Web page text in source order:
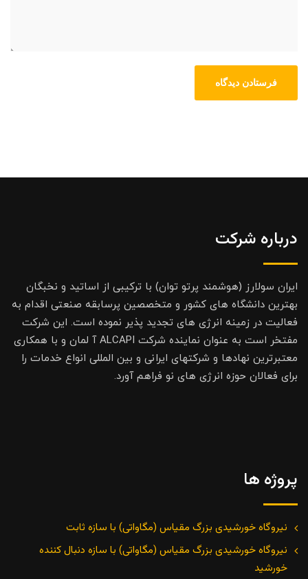
درباره شرکت
ایران سولارز (هوشمند پرتو توان) با ترکیبی از اساتید و نخبگان
بهترین دانشگاه های کشور و متخصصین پرسابقه صنعتی اقدام به
فعالیت در زمینه انرژی های تجدید پذیر نموده است. این شرکت
مفتخر است به عنوان نماینده شرکت ALCAPI آ لمان و با همکاری
معتبرترین نهادها و شرکتهای ایرانی و بین المللی انواع خدمات را
برای فعالان حوزه انرژی های نو فراهم آورد.
پروژه ها
نیروگاه خورشیدی بزرگ مقیاس (مگاواتی) با سازه ثابت
نیروگاه خورشیدی بزرگ مقیاس (مگاواتی) با سازه دنبال کننده
خورشید